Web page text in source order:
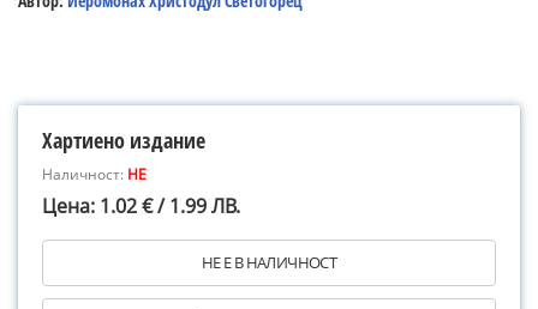
Хартиено издание
Наличност: НЕ
Цена: 1.02 € / 1.99 ЛВ.
НЕ Е В НАЛИЧНОСТ